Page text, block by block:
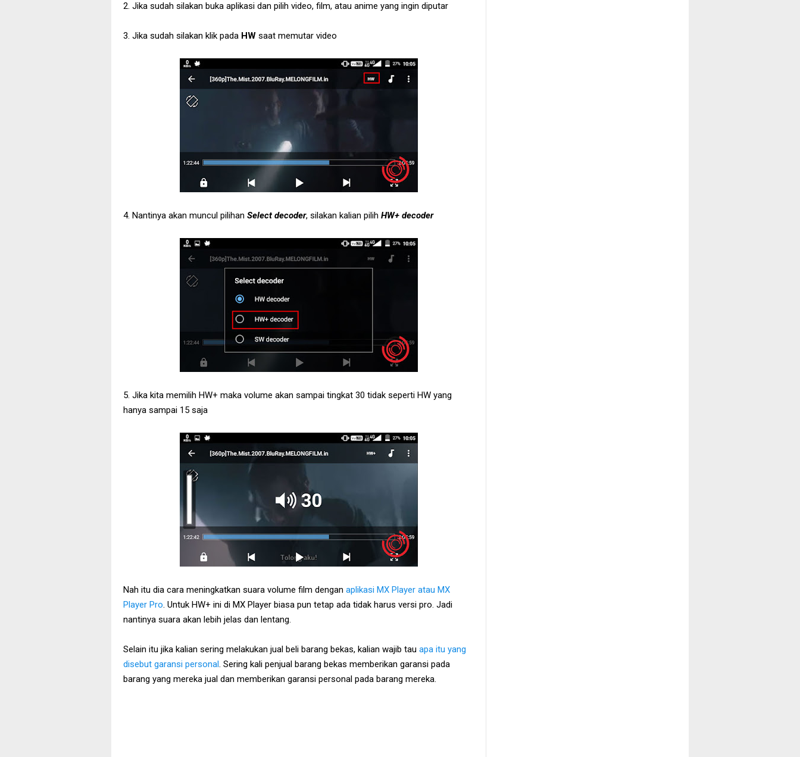
2. Jika sudah silakan buka aplikasi dan pilih video, film, atau anime yang ingin diputar
3. Jika sudah silakan klik pada HW saat memutar video
4. Nantinya akan muncul pilihan Select decoder, silakan kalian pilih HW+ decoder
5. Jika kita memilih HW+ maka volume akan sampai tingkat 30 tidak seperti HW yang
hanya sampai 15 saja
Nah itu dia cara meningkatkan suara volume film dengan aplikasi MX Player atau MX
Player Pro. Untuk HW+ ini di MX Player biasa pun tetap ada tidak harus versi pro. Jadi
nantinya suara akan lebih jelas dan lentang.
Selain itu jika kalian sering melakukan jual beli barang bekas, kalian wajib tau apa itu yang
disebut garansi personal. Sering kali penjual barang bekas memberikan garansi pada
barang yang mereka jual dan memberikan garansi personal pada barang mereka.